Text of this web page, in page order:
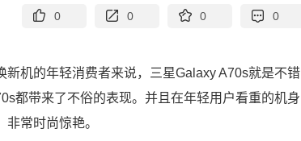
0 0 0 0
机的年轻消费者来说，三星Galaxy A70s就是不错
都带来了不俗的表现。并且在年轻用户看重的机身
常时尚惊艳。